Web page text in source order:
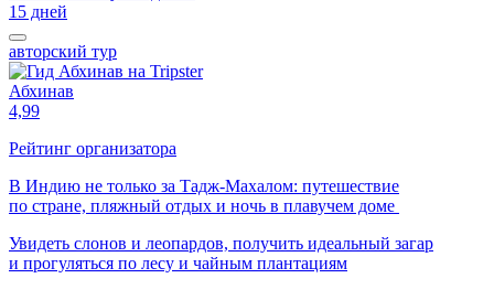
15 дней
авторский тур
Абхинав
4,99
Рейтинг организатора
В Индию не только за Тадж-Махалом: путешествие
по стране, пляжный отдых и ночь в плавучем доме
Увидеть слонов и леопардов, получить идеальный загар
и прогуляться по лесу и чайным плантациям